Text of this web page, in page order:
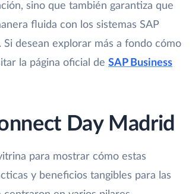
sino que también garantiza que
fluida con los sistemas SAP
desean explorar más a fondo cómo
la página oficial de SAP Business
Day Madrid
para mostrar cómo estas
y beneficios tangibles para las